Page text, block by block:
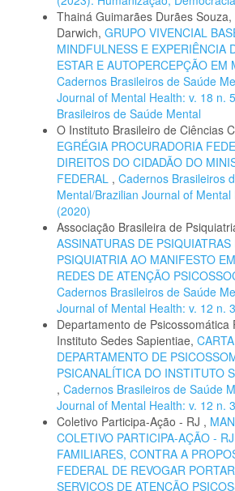
Thainá Guimarães Durães
Darwich, GRUPO VIVENCIAL
MINDFULNESS E EXPERIÊNCIA
ESTAR E AUTOPERCEPÇÃO EM
Cadernos Brasileiros de Saúde
Journal of Mental Health: v. 18 n.
Brasileiros de Saúde Mental
O Instituto Brasileiro de Ciências
EGRÉGIA PROCURADORIA
DIREITOS DO CIDADÃO DO
FEDERAL , Cadernos Brasileiros
Mental/Brazilian Journal of
(2020)
Associação Brasileira de
ASSINATURAS DE
PSIQUIATRIA AO MANIFESTO
REDES DE ATENÇÃO
Cadernos Brasileiros de Saúde
Journal of Mental Health: v. 12 n.
Departamento de Psicossomática
Instituto Sedes Sapientiae,
DEPARTAMENTO DE
PSICANALÍTICA DO INSTITUTO
, Cadernos Brasileiros de Saúde
Journal of Mental Health: v. 12 n.
Coletivo Participa-Ação - RJ ,
COLETIVO PARTICIPA-AÇÃO -
FAMILIARES, CONTRA A
FEDERAL DE REVOGAR
SERVIÇOS DE ATENÇÃO